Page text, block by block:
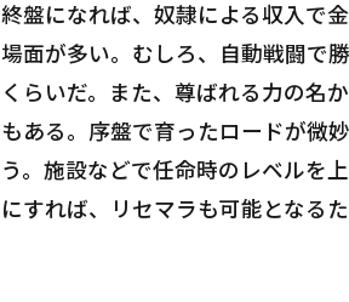
終盤になれば、奴隷による収入で
場面が多い。むしろ、自動戦闘で
くらいだ。また、尊ばれる力の名
もある。序盤で育ったロードが微
う。施設などで任命時のレベルを
にすれば、リセマラも可能となる